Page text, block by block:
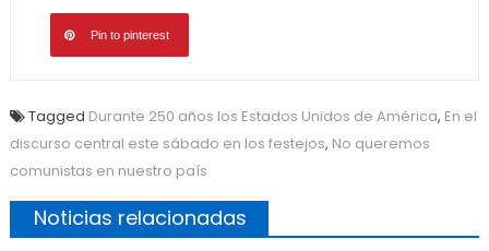
Pin to pinterest
Tagged Durante 250 años los Estados Unidos de América, En el
discurso central este sábado en los festejos, No queremos
comunistas en nuestro país
Noticias relacionadas